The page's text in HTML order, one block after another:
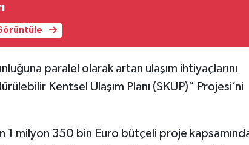
paralel olarak artan ulaşım ihtiyaçlarını
Kentsel Ulaşım Planı (SKUP)” Projesi’ni
1 milyon 350 bin Euro bütçeli proje